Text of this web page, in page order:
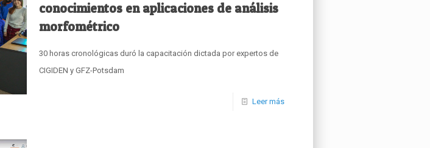
conocimientos en aplicaciones de análisis
morfométrico
30 horas cronológicas duró la capacitación dictada por expertos de
CIGIDEN y GFZ-Potsdam
Leer más